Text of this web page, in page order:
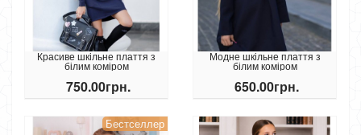
Красиве шкільне плаття з
білим коміром
750.00грн.
Модне шкільне плаття з
білим коміром
650.00грн.
Бестселлер